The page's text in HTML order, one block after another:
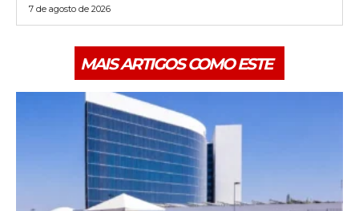
7 de agosto de 2026
MAIS ARTIGOS COMO ESTE